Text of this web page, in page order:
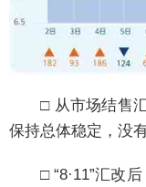
□ 从市场结售汇
保持总体稳定，没
□ “8·11”汇改后